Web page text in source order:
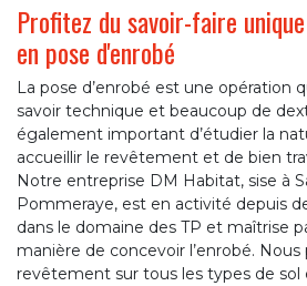
Profitez du savoir-faire
en pose d'enrobé
La pose d’enrobé est une opération
savoir technique et beaucoup de
également important d’étudier la
accueillir le revêtement et de bien
Notre entreprise DM Habitat, sise à
Pommeraye, est en activité depuis
dans le domaine des TP et maîtrise
manière de concevoir l’enrobé.
revêtement sur tous les types de sol